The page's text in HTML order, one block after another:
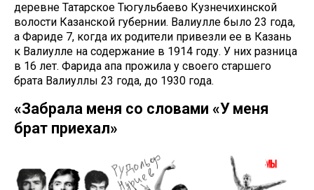
деревне Татарское Тюгульбаево Кузнечихинской
волости Казанской губернии. Валиулле было 23 года,
а Фариде 7, когда их родители привезли ее в Казань
к Валиулле на содержание в 1914 году. У них разница
в 16 лет. Фарида апа прожила у своего старшего
брата Валиуллы 23 года, до 1930 года.
«Забрала меня со словами «У меня
брат приехал»